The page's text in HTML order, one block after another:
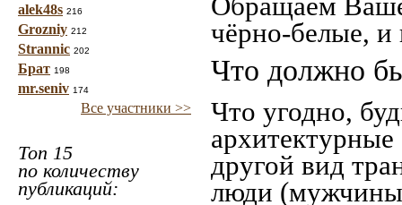
alek48s 216
Grozniy 212
Strannic 202
Брат 198
mr.seniv 174
Все участники >>
Топ 15
по количеству
публикаций:
чёрно-белые, и
Что должно
Что угодно,
другой вид
люди